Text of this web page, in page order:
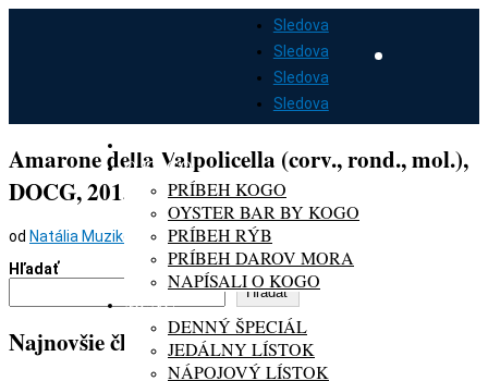
Sledova
Sledova
Sledova
Sledova
O KOGO
PRÍBEH KOGO
OYSTER BAR BY KOGO
PRÍBEH RÝB
PRÍBEH DAROV MORA
NAPÍSALI O KOGO
MENU
DENNÝ ŠPECIÁL
JEDÁLNY LÍSTOK
NÁPOJOVÝ LÍSTOK
Amarone della Valpolicella (corv., rond., mol.),
DOCG, 2015
od Natália Muziková | feb 21, 2024
Hľadať
Hľadať
Najnovšie články